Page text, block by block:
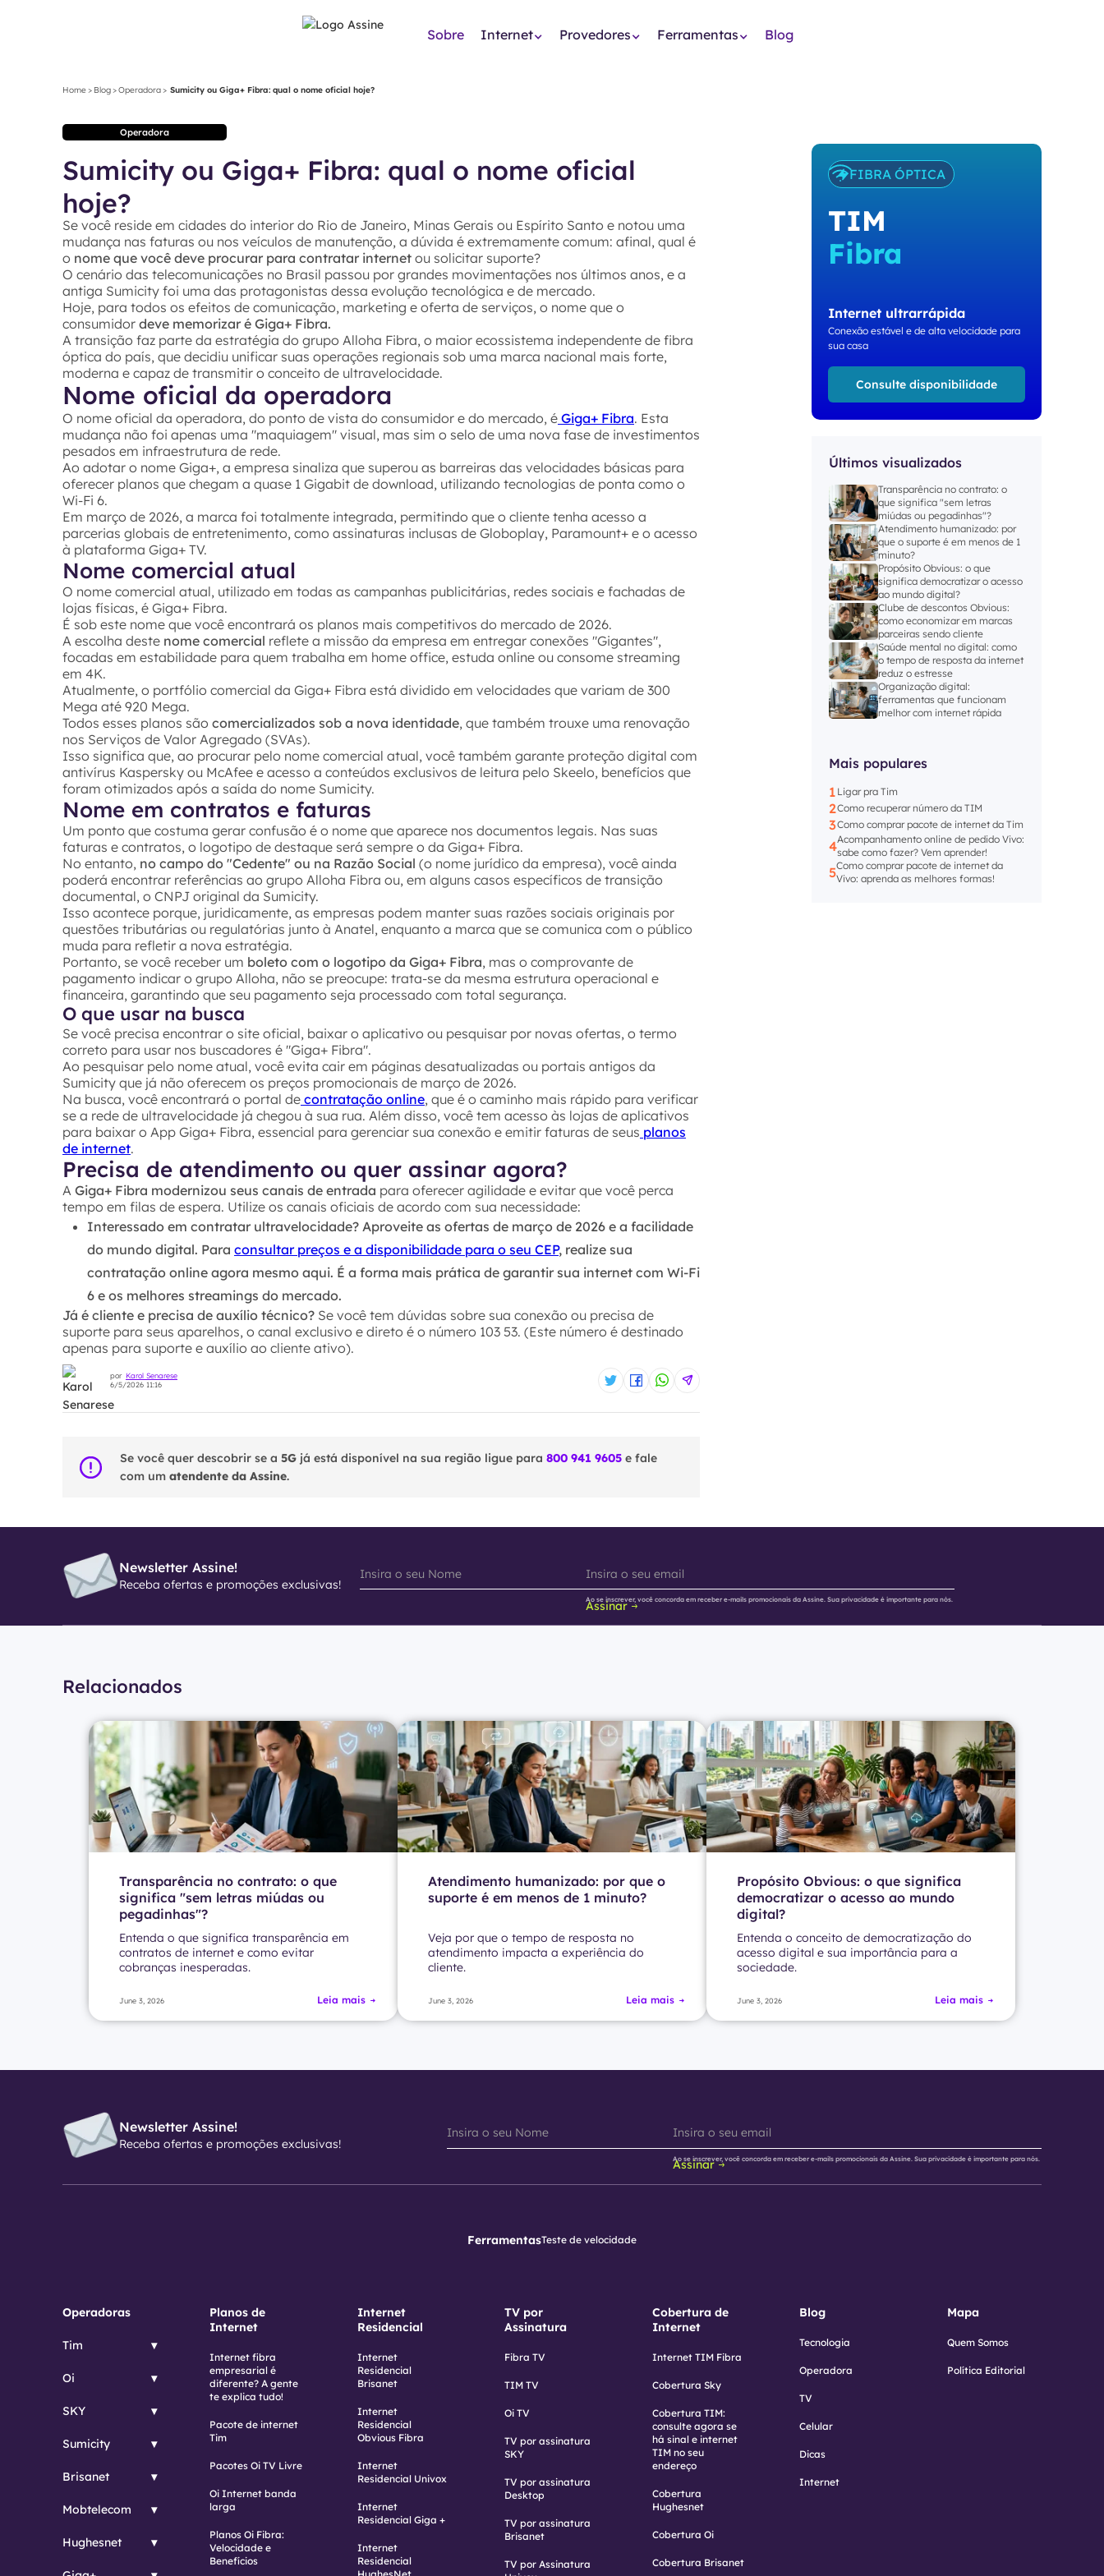
Sobre Internet Provedores Ferramentas Blog
Home> Blog>Operadora> Sumicity ou Giga+ Fibra: qual o nome oficial hoje?
Operadora
Sumicity ou Giga+ Fibra: qual o nome oficial
hoje?
Se você reside em cidades do interior do Rio de Janeiro, Minas Gerais ou Espírito Santo e notou uma
mudança nas faturas ou nos veículos de manutenção, a dúvida é extremamente comum: afinal, qual é
o nome que você deve procurar para contratar internet ou solicitar suporte?
O cenário das telecomunicações no Brasil passou por grandes movimentações nos últimos anos, e a
antiga Sumicity foi uma das protagonistas dessa evolução tecnológica e de mercado.
Hoje, para todos os efeitos de comunicação, marketing e oferta de serviços, o nome que o
consumidor deve memorizar é Giga+ Fibra.
A transição faz parte da estratégia do grupo Alloha Fibra, o maior ecossistema independente de fibra
óptica do país, que decidiu unificar suas operações regionais sob uma marca nacional mais forte,
moderna e capaz de transmitir o conceito de ultravelocidade.
Nome oficial da operadora
O nome oficial da operadora, do ponto de vista do consumidor e do mercado, é Giga+ Fibra. Esta
mudança não foi apenas uma "maquiagem" visual, mas sim o selo de uma nova fase de investimentos
pesados em infraestrutura de rede.
Ao adotar o nome Giga+, a empresa sinaliza que superou as barreiras das velocidades básicas para
oferecer planos que chegam a quase 1 Gigabit de download, utilizando tecnologias de ponta como o
Wi-Fi 6.
Em março de 2026, a marca foi totalmente integrada, permitindo que o cliente tenha acesso a
parcerias globais de entretenimento, como assinaturas inclusas de Globoplay, Paramount+ e o acesso
à plataforma Giga+ TV.
Nome comercial atual
O nome comercial atual, utilizado em todas as campanhas publicitárias, redes sociais e fachadas de
lojas físicas, é Giga+ Fibra.
É sob este nome que você encontrará os planos mais competitivos do mercado de 2026.
A escolha deste nome comercial reflete a missão da empresa em entregar conexões "Gigantes",
focadas em estabilidade para quem trabalha em home office, estuda online ou consome streaming
em 4K.
Atualmente, o portfólio comercial da Giga+ Fibra está dividido em velocidades que variam de 300
Mega até 920 Mega.
Todos esses planos são comercializados sob a nova identidade, que também trouxe uma renovação
nos Serviços de Valor Agregado (SVAs).
Isso significa que, ao procurar pelo nome comercial atual, você também garante proteção digital com
antivírus Kaspersky ou McAfee e acesso a conteúdos exclusivos de leitura pelo Skeelo, benefícios que
foram otimizados após a saída do nome Sumicity.
Nome em contratos e faturas
Um ponto que costuma gerar confusão é o nome que aparece nos documentos legais. Nas suas
faturas e contratos, o logotipo de destaque será sempre o da Giga+ Fibra.
No entanto, no campo do "Cedente" ou na Razão Social (o nome jurídico da empresa), você ainda
poderá encontrar referências ao grupo Alloha Fibra ou, em alguns casos específicos de transição
documental, o CNPJ original da Sumicity.
Isso acontece porque, juridicamente, as empresas podem manter suas razões sociais originais por
questões tributárias ou regulatórias junto à Anatel, enquanto a marca que se comunica com o público
muda para refletir a nova estratégia.
Portanto, se você receber um boleto com o logotipo da Giga+ Fibra, mas o comprovante de
pagamento indicar o grupo Alloha, não se preocupe: trata-se da mesma estrutura operacional e
financeira, garantindo que seu pagamento seja processado com total segurança.
O que usar na busca
Se você precisa encontrar o site oficial, baixar o aplicativo ou pesquisar por novas ofertas, o termo
correto para usar nos buscadores é "Giga+ Fibra".
Ao pesquisar pelo nome atual, você evita cair em páginas desatualizadas ou portais antigos da
Sumicity que já não oferecem os preços promocionais de março de 2026.
Na busca, você encontrará o portal de contratação online, que é o caminho mais rápido para verificar
se a rede de ultravelocidade já chegou à sua rua. Além disso, você tem acesso às lojas de aplicativos
para baixar o App Giga+ Fibra, essencial para gerenciar sua conexão e emitir faturas de seus planos
de internet.
Precisa de atendimento ou quer assinar agora?
A Giga+ Fibra modernizou seus canais de entrada para oferecer agilidade e evitar que você perca
tempo em filas de espera. Utilize os canais oficiais de acordo com sua necessidade:
Interessado em contratar ultravelocidade? Aproveite as ofertas de março de 2026 e a facilidade
do mundo digital. Para consultar preços e a disponibilidade para o seu CEP, realize sua
contratação online agora mesmo aqui. É a forma mais prática de garantir sua internet com Wi-Fi
6 e os melhores streamings do mercado.
Já é cliente e precisa de auxílio técnico? Se você tem dúvidas sobre sua conexão ou precisa de
suporte para seus aparelhos, o canal exclusivo e direto é o número 103 53. (Este número é destinado
apenas para suporte e auxílio ao cliente ativo).
por Karol Senarese
6/5/2026 11:16
Se você quer descobrir se a 5G já está disponível na sua região ligue para 800 941 9605 e fale
com um atendente da Assine.
FIBRA ÓPTICA
TIM
Fibra
Internet ultrarrápida
Conexão estável e de alta velocidade para
sua casa
Consulte disponibilidade
Últimos visualizados
Transparência no contrato: o
que significa "sem letras
miúdas ou pegadinhas"?
Atendimento humanizado: por
que o suporte é em menos de 1
minuto?
Propósito Obvious: o que
significa democratizar o acesso
ao mundo digital?
Clube de descontos Obvious:
como economizar em marcas
parceiras sendo cliente
Saúde mental no digital: como
o tempo de resposta da internet
reduz o estresse
Organização digital:
ferramentas que funcionam
melhor com internet rápida
Mais populares
1 Ligar pra Tim
2Como recuperar número da TIM
3Como comprar pacote de internet da Tim
4Acompanhamento online de pedido Vivo:
sabe como fazer? Vem aprender!
5Como comprar pacote de internet da
Vivo: aprenda as melhores formas!
Newsletter Assine!
Receba ofertas e promoções exclusivas!
Assinar
Ao se inscrever, você concorda em receber e-mails promocionais da Assine. Sua privacidade é importante para nós.
Relacionados
Transparência no contrato: o que
significa "sem letras miúdas ou
pegadinhas"?
Entenda o que significa transparência em
contratos de internet e como evitar
cobranças inesperadas.
June 3, 2026 Leia mais
Atendimento humanizado: por que o
suporte é em menos de 1 minuto?
Veja por que o tempo de resposta no
atendimento impacta a experiência do
cliente.
June 3, 2026 Leia mais
Propósito Obvious: o que significa
democratizar o acesso ao mundo
digital?
Entenda o conceito de democratização do
acesso digital e sua importância para a
sociedade.
June 3, 2026 Leia mais
Newsletter Assine!
Receba ofertas e promoções exclusivas!
Assinar
Ao se inscrever, você concorda em receber e-mails promocionais da Assine. Sua privacidade é importante para nós.
FerramentasTeste de velocidade
Operadoras
Tim
Oi
SKY
Sumicity
Brisanet
Mobtelecom
Hughesnet
Planos de
Internet
Internet fibra
empresarial é
diferente? A gente
te explica tudo!
Pacote de internet
Tim
Pacotes Oi TV Livre
Oi Internet banda
larga
Planos Oi Fibra:
Velocidade e
Benefícios
Internet
Residencial
Internet
Residencial
Brisanet
Internet
Residencial
Obvious Fibra
Internet
Residencial Univox
Internet
Residencial Giga +
Internet
Residencial
TV por
Assinatura
Fibra TV
TIM TV
Oi TV
TV por assinatura
SKY
TV por assinatura
Desktop
TV por assinatura
Brisanet
TV por Assinatura
Cobertura de
Internet
Internet TIM Fibra
Cobertura Sky
Cobertura TIM:
consulte agora se
há sinal e internet
TIM no seu
endereço
Cobertura
Hughesnet
Cobertura Oi
Cobertura Brisanet
Blog
Tecnologia
Operadora
TV
Celular
Dicas
Internet
Mapa
Quem Somos
Política Editorial